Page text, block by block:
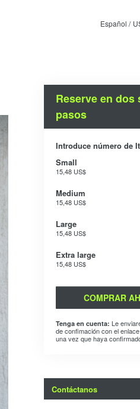
Español
Reserve en dos
pasos
Introduce número de
Small
15,48 US$
Medium
15,48 US$
Large
15,48 US$
Extra large
15,48 US$
COMPRAR
Tenga en cuenta: Le
de confimación con el
una vez que haya
Contáctanos